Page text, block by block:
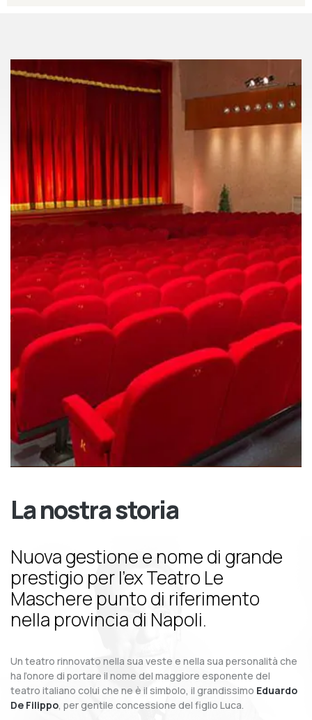
La nostra storia
Nuova gestione e nome di grande
prestigio per l’ex Teatro Le
Maschere punto di riferimento
nella provincia di Napoli.
Un teatro rinnovato nella sua veste e nella sua personalità che
ha l’onore di portare il nome del maggiore esponente del
teatro italiano colui che ne è il simbolo, il grandissimo Eduardo
De Filippo, per gentile concessione del figlio Luca.